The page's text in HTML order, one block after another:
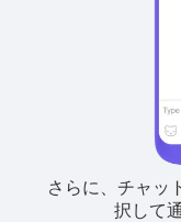
さらに、チャッ
択して